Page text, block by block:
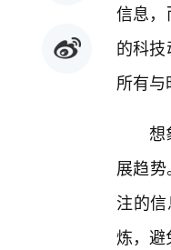
信息
的科
所有
想
展趋
注的
炼，避